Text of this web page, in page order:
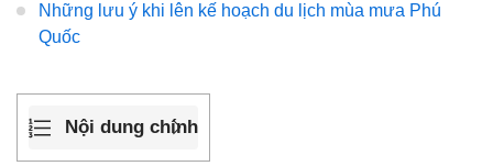
Những lưu ý khi lên kế hoạch du lịch mùa mưa Phú
Quốc
Nội dung chính